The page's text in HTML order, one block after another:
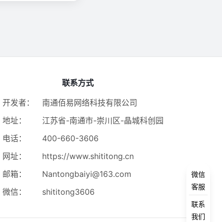
联系方式
开发者：
南通佰易网络科技有限公司
地址：
江苏省-南通市-崇川区-晶城科创园
电话：
400-660-3606
网址：
https://www.shititong.cn
邮箱：
Nantongbaiyi@163.com
微信：
shititong3606
微信
客服
联系
我们